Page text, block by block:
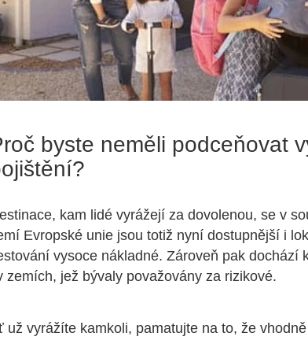
byste neměli podceňovat
kam lidé vyrážejí za dovolenou, se v
Evropské unie jsou totiž nyní dostupnější i
vysoce nákladné. Zároveň pak dochází
zemích, jež bývaly považovány za rizikové.
už vyrážíte kamkoli, pamatujte na to, že